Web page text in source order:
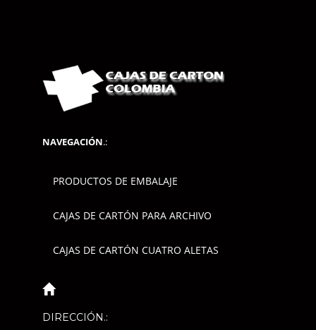
NAVEGACIÓN.:
PRODUCTOS DE EMBALAJE
CAJAS DE CARTÓN PARA ARCHIVO
CAJAS DE CARTÓN CUATRO ALETAS
DIRECCIÓN.: